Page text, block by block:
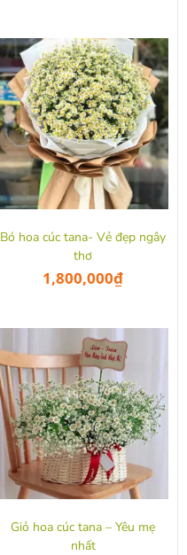
Bó hoa cúc tana- Vẻ đẹp ngây
thơ
1,800,000₫
Giỏ hoa cúc tana – Yêu mẹ
nhất